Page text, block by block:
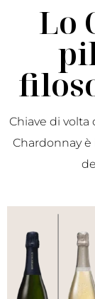
Lo
Chiave di
Chardonnay